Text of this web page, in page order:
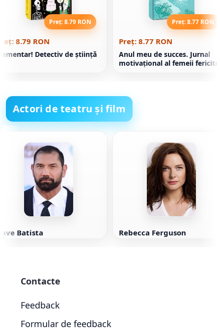
Preț: 8.79 RON
8.79 RON
Detectiv de știință
Preț: 8.77 RON
Preț: 8.77 RON
Anul meu de succes. Jurnal
motivaţional al femeii fericite
Actori de teatru și film
Batista Rebecca Ferguson
Contacte
Feedback
Formular de feedback